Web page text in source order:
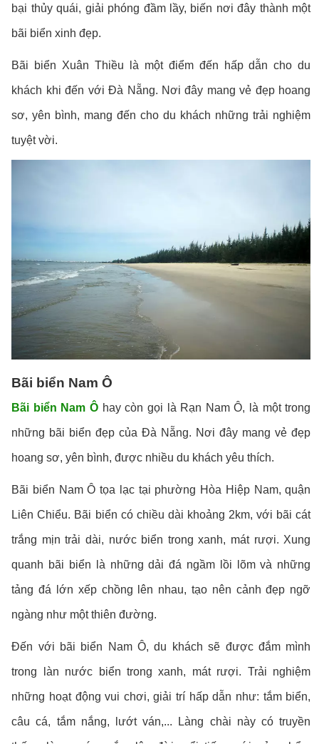
bại thủy quái, giải phóng đầm lầy, biến nơi đây thành một
bãi biển xinh đẹp.
Bãi biển Xuân Thiều là một điểm đến hấp dẫn cho du
khách khi đến với Đà Nẵng. Nơi đây mang vẻ đẹp hoang
sơ, yên bình, mang đến cho du khách những trải nghiệm
tuyệt vời.
Bãi biển Nam Ô
Bãi biển Nam Ô hay còn gọi là Rạn Nam Ô, là một trong
những bãi biển đẹp của Đà Nẵng. Nơi đây mang vẻ đẹp
hoang sơ, yên bình, được nhiều du khách yêu thích.
Bãi biển Nam Ô tọa lạc tại phường Hòa Hiệp Nam, quận
Liên Chiểu. Bãi biển có chiều dài khoảng 2km, với bãi cát
trắng mịn trải dài, nước biển trong xanh, mát rượi. Xung
quanh bãi biển là những dải đá ngầm lồi lõm và những
tảng đá lớn xếp chồng lên nhau, tạo nên cảnh đẹp ngỡ
ngàng như một thiên đường.
Đến với bãi biển Nam Ô, du khách sẽ được đắm mình
trong làn nước biển trong xanh, mát rượi. Trải nghiệm
những hoạt động vui chơi, giải trí hấp dẫn như: tắm biển,
câu cá, tắm nắng, lướt ván,... Làng chài này có truyền